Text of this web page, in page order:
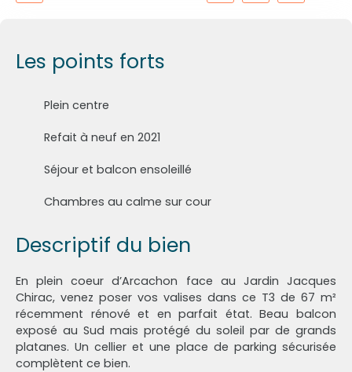
Les points forts
Plein centre
Refait à neuf en 2021
Séjour et balcon ensoleillé
Chambres au calme sur cour
Descriptif du bien
En plein coeur d’Arcachon face au Jardin Jacques
Chirac, venez poser vos valises dans ce T3 de 67 m²
récemment rénové et en parfait état. Beau balcon
exposé au Sud mais protégé du soleil par de grands
platanes. Un cellier et une place de parking sécurisée
complètent ce bien.